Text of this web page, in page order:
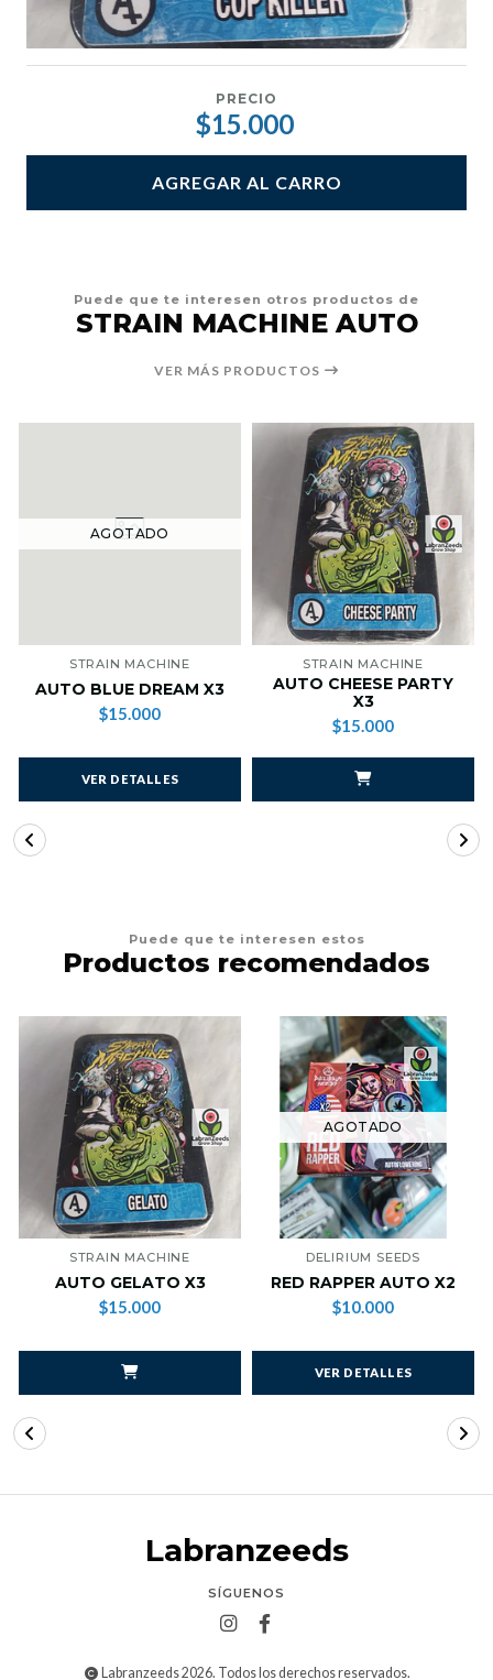
PRECIO
$15.000
AGREGAR AL CARRO
Puede que te interesen otros productos de
STRAIN MACHINE AUTO
VER MÁS PRODUCTOS
AGOTADO
STRAIN MACHINE
AUTO BLUE DREAM X3
$15.000
VER DETALLES
STRAIN MACHINE
AUTO CHEESE PARTY
X3
$15.000
Puede que te interesen estos
Productos recomendados
STRAIN MACHINE
AUTO GELATO X3
$15.000
AGOTADO
DELIRIUM SEEDS
RED RAPPER AUTO X2
$10.000
VER DETALLES
Labranzeeds
SÍGUENOS
Labranzeeds 2026. Todos los derechos reservados.